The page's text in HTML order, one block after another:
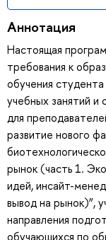
Аннотация
Настоящая
требования к
обучения
учебных занятий и
для
развитие нового
рынок (часть 1.
идей, инсайт-
вывод на рынок)”,
направления
обучающихся по